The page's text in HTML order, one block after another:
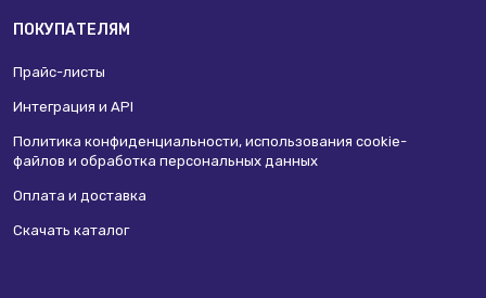
ПОКУПАТЕЛЯМ
Прайс-листы
Интеграция и API
Политика конфиденциальности, использования сookie-
файлов и обработка персональных данных
Оплата и доставка
Скачать каталог